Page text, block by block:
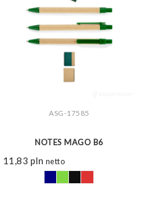
ZOBACZ WIĘCEJ
ASG-17585
NOTES MAGO B6
11,83 pln netto